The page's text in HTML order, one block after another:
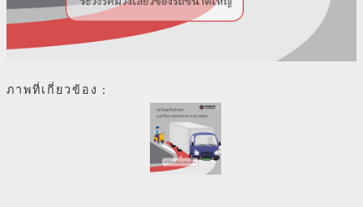
ภาพที่เกี่ยวข้อง：